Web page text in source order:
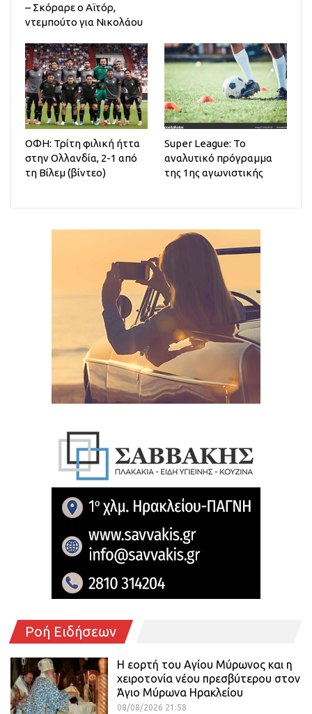
– Σκόραρε ο Αϊτόρ,
ντεμπούτο για Νικολάου
ΟΦΗ: Τρίτη φιλική ήττα
στην Ολλανδία, 2-1 από
τη Βίλεμ (βίντεο)
Super League: Το
αναλυτικό πρόγραμμα
της 1ης αγωνιστικής
Ροή Ειδήσεων
Η εορτή του Αγίου Μύρωνος και η
χειροτονία νέου πρεσβύτερου στον
Άγιο Μύρωνα Ηρακλείου
08/08/2026 21:58